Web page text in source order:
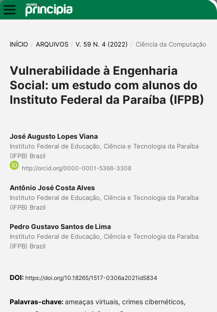
INÍCIO / ARQUIVOS / V. 59 N. 4 (2022) / Ciência da Computação
Vulnerabilidade à Engenharia
Social: um estudo com alunos do
Instituto Federal da Paraíba (IFPB)
José Augusto Lopes Viana
Instituto Federal de Educação, Ciência e Tecnologia da Paraíba
(IFPB) Brazil
http://orcid.org/0000-0001-5366-3308
Antônio José Costa Alves
Instituto Federal de Educação, Ciência e Tecnologia da Paraíba
(IFPB) Brazil
Pedro Gustavo Santos de Lima
Instituto Federal de Educação, Ciência e Tecnologia da Paraíba
(IFPB) Brazil
DOI: https://doi.org/10.18265/1517-0306a2021id5834
Palavras-chave:ameaças virtuais, crimes cibernéticos,